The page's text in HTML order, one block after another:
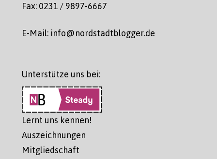
Fax: 0231 / 9897-6667
E-Mail: info@nordstadtblogger.de
Unterstütze uns bei:
Lernt uns kennen!
Auszeichnungen
Mitgliedschaft